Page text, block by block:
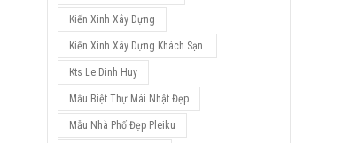
Kiến Xinh Xây Dựng
Kiến Xinh Xây Dựng Khách Sạn.
Kts Le Dinh Huy
Mẫu Biệt Thự Mái Nhật Đẹp
Mẫu Nhà Phố Đẹp Pleiku